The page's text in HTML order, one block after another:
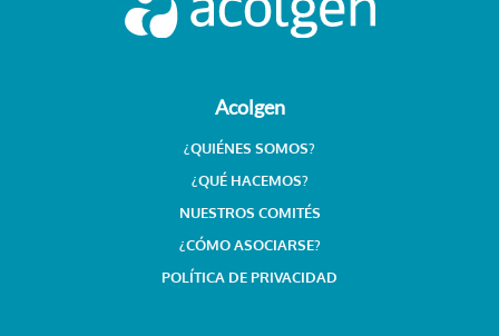
Acolgen
¿QUIÉNES SOMOS?
¿QUÉ HACEMOS?
NUESTROS COMITÉS
¿CÓMO ASOCIARSE?
POLÍTICA DE PRIVACIDAD